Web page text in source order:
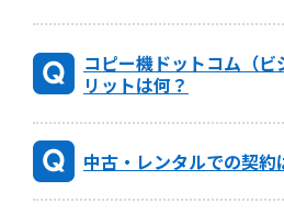
コピー機ドットコム（
リットは何？
中古・レンタルでの契約